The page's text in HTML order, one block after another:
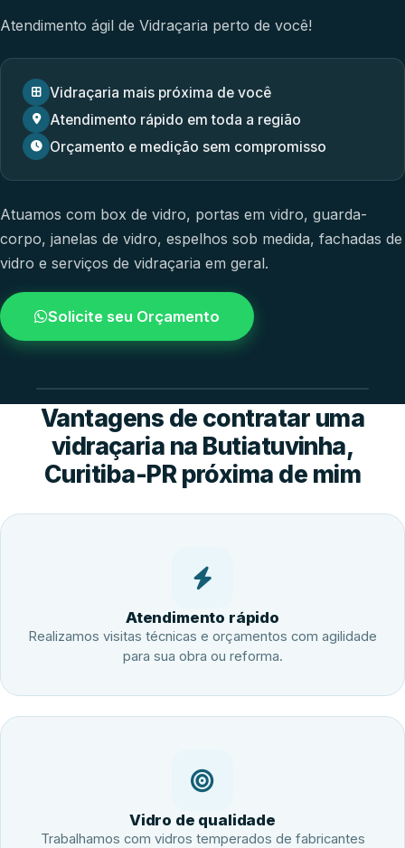
Atendimento ágil de Vidraçaria perto de você!
Vidraçaria mais próxima de você
Atendimento rápido em toda a região
Orçamento e medição sem compromisso
Atuamos com box de vidro, portas em vidro, guarda-
corpo, janelas de vidro, espelhos sob medida, fachadas de
vidro e serviços de vidraçaria em geral.
Solicite seu Orçamento
4.9 / 5.0
avaliacao dos clientes
Vantagens de contratar uma
vidraçaria na Butiatuvinha,
Curitiba-PR próxima de mim
Atendimento rápido
Realizamos visitas técnicas e orçamentos com agilidade
para sua obra ou reforma.
Vidro de qualidade
Trabalhamos com vidros temperados de fabricantes